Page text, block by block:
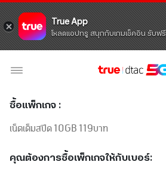
True App
โหลดแอปทรู สนุกกับเกมเช็คอิน รับฟ
ซื้อแพ็กเกจ :
เน็ตเต็มสปีด 10GB 119บาท
คุณต้องการซื้อเพ็กเกจให้กับเบอร์: